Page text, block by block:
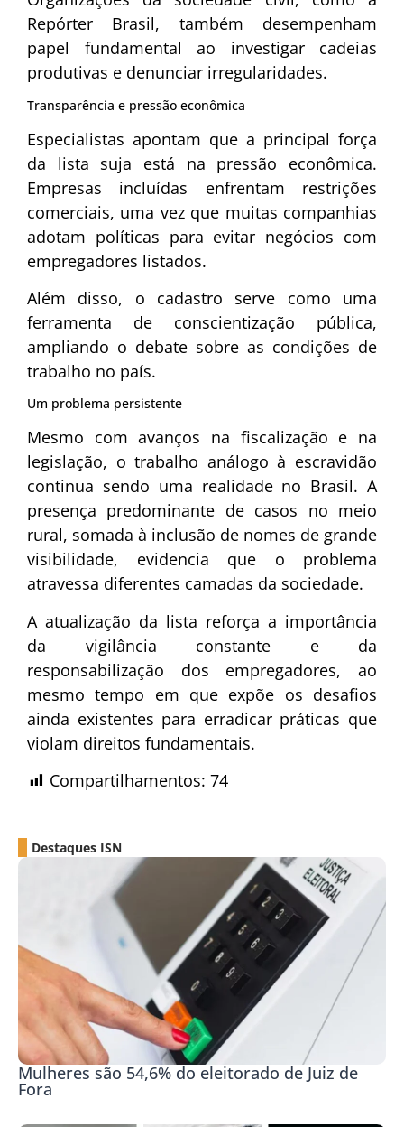
Repórter Brasil, também desempenham
papel fundamental ao investigar cadeias
produtivas e denunciar irregularidades.
Transparência e pressão econômica
Especialistas apontam que a principal força
da lista suja está na pressão econômica.
Empresas incluídas enfrentam restrições
comerciais, uma vez que muitas companhias
adotam políticas para evitar negócios com
empregadores listados.
Além disso, o cadastro serve como uma
ferramenta de conscientização pública,
ampliando o debate sobre as condições de
trabalho no país.
Um problema persistente
Mesmo com avanços na fiscalização e na
legislação, o trabalho análogo à escravidão
continua sendo uma realidade no Brasil. A
presença predominante de casos no meio
rural, somada à inclusão de nomes de grande
visibilidade, evidencia que o problema
atravessa diferentes camadas da sociedade.
A atualização da lista reforça a importância
da vigilância constante e da
responsabilização dos empregadores, ao
mesmo tempo em que expõe os desafios
ainda existentes para erradicar práticas que
violam direitos fundamentais.
Compartilhamentos: 74
Destaques ISN
Mulheres são 54,6% do eleitorado de Juiz de
Fora